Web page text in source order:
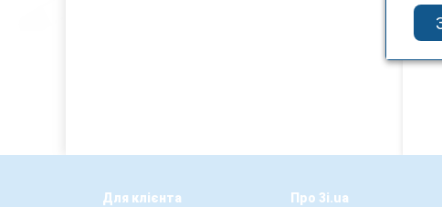
Для клієнта Про 3i.ua